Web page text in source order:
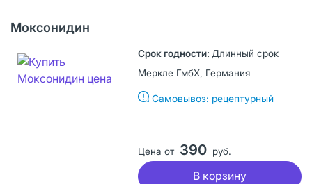
Моксонидин
Длинный срок
Меркле ГмбХ, Германия
Самовывоз: рецептурный
Цена от 390 руб.
В корзину